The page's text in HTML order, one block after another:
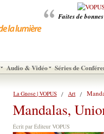
Faites de
Audio & Vidéo Séries de
La Gnose | VOPUS Art
Mandalas,
Écrit par Éditeur VOPUS